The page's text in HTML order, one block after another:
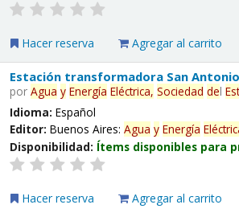
Hacer reserva Agregar al carrito
Estación transformadora San
porAgua y Energía Eléctrica, Sociedad del
Idioma:Español
Editor:Buenos Aires:Agua y Energía
Disponibilidad: Ítems disponibles para
Hacer reserva Agregar al carrito